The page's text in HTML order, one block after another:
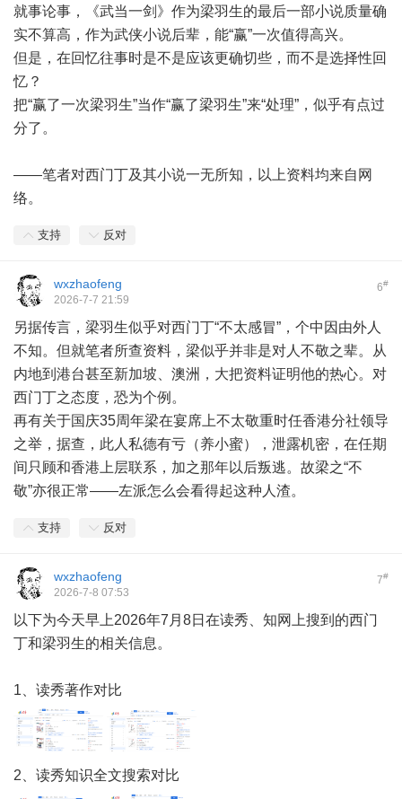
就事论事，《武当一剑》作为梁羽生的最后一部小说质量确
实不算高，作为武侠小说后辈，能“赢”一次值得高兴。
但是，在回忆往事时是不是应该更确切些，而不是选择性回
忆？
把“赢了一次梁羽生”当作“赢了梁羽生”来“处理”，似乎有点过
分了。
——笔者对西门丁及其小说一无所知，以上资料均来自网
络。
支持 反对
6#
wxzhaofeng
2026-7-7 21:59
另据传言，梁羽生似乎对西门丁“不太感冒”，个中因由外人
不知。但就笔者所查资料，梁似乎并非是对人不敬之辈。从
内地到港台甚至新加坡、澳洲，大把资料证明他的热心。对
西门丁之态度，恐为个例。
再有关于国庆35周年梁在宴席上不太敬重时任香港分社领导
之举，据查，此人私德有亏（养小蜜），泄露机密，在任期
间只顾和香港上层联系，加之那年以后叛逃。故梁之“不
敬”亦很正常——左派怎么会看得起这种人渣。
支持 反对
7#
wxzhaofeng
2026-7-8 07:53
以下为今天早上2026年7月8日在读秀、知网上搜到的西门
丁和梁羽生的相关信息。
1、读秀著作对比
2、读秀知识全文搜索对比